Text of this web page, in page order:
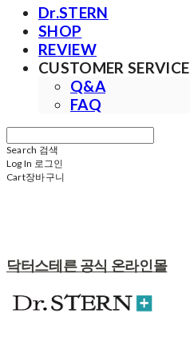
Dr.STERN
SHOP
REVIEW
CUSTOMER SERVICE
Q&A
FAQ
Search 검색
Log In 로그인
Cart장바구니
닥터스테른 공식 온라인몰